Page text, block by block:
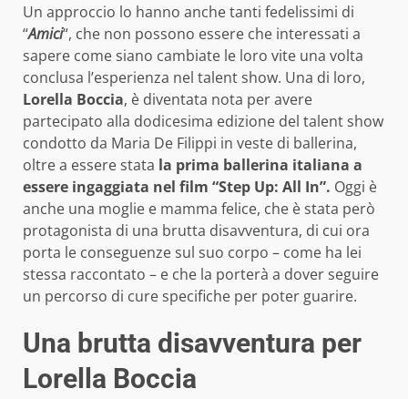
Un approccio lo hanno anche tanti fedelissimi di
“Amici“, che non possono essere che interessati a
sapere come siano cambiate le loro vite una volta
conclusa l’esperienza nel talent show. Una di loro,
Lorella Boccia, è diventata nota per avere
partecipato alla dodicesima edizione del talent show
condotto da Maria De Filippi in veste di ballerina,
oltre a essere stata la prima ballerina italiana a
essere ingaggiata nel film “Step Up: All In”. Oggi è
anche una moglie e mamma felice, che è stata però
protagonista di una brutta disavventura, di cui ora
porta le conseguenze sul suo corpo – come ha lei
stessa raccontato – e che la porterà a dover seguire
un percorso di cure specifiche per poter guarire.
Una brutta disavventura per
Lorella Boccia